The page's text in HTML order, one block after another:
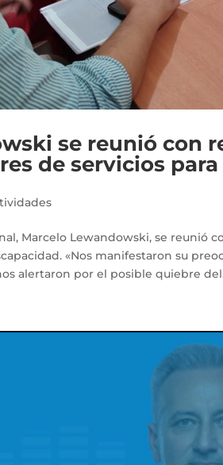
se reunió con
de servicios
Marcelo Lewandowski, se reunió
«Nos manifestaron su
alertaron por el posible quiebre